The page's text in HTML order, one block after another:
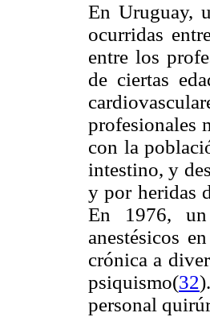
En Uruguay,
ocurridas
entre los
de ciertas
profesionales
con la
intestino, y
y por heridas
En 1976, un
anestésicos
crónica a
psiquismo(32
personal